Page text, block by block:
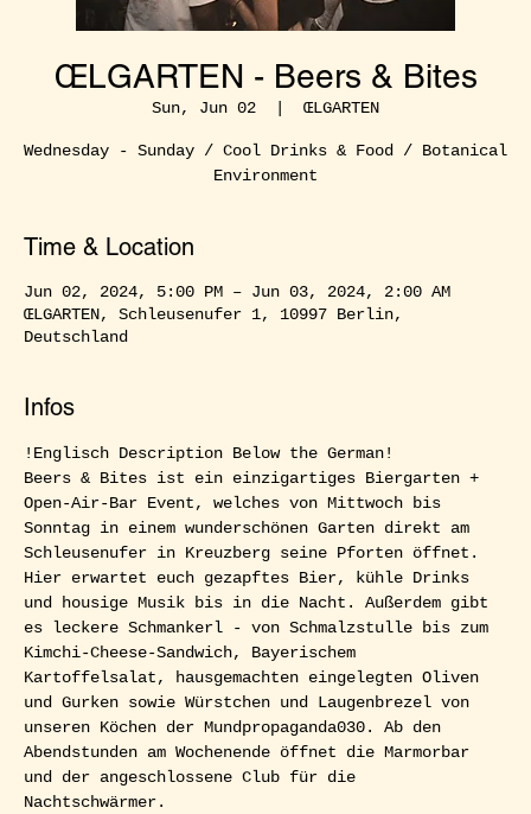
ŒLGARTEN - Beers & Bites
Sun, Jun 02
  |
ŒLGARTEN
Wednesday - Sunday / Cool Drinks & Food / Botanical
Environment
Time & Location
Jun 02, 2024, 5:00 PM – Jun 03, 2024, 2:00 AM
ŒLGARTEN, Schleusenufer 1, 10997 Berlin,
Deutschland
Infos
!Englisch Description Below the German!
Beers & Bites ist ein einzigartiges Biergarten +
Open-Air-Bar Event, welches von Mittwoch bis
Sonntag in einem wunderschönen Garten direkt am
Schleusenufer in Kreuzberg seine Pforten öffnet.
Hier erwartet euch gezapftes Bier, kühle Drinks
und housige Musik bis in die Nacht. Außerdem gibt
es leckere Schmankerl - von Schmalzstulle bis zum
Kimchi-Cheese-Sandwich, Bayerischem
Kartoffelsalat, hausgemachten eingelegten Oliven
und Gurken sowie Würstchen und Laugenbrezel von
unseren Köchen der Mundpropaganda030. Ab den
Abendstunden am Wochenende öffnet die Marmorbar
und der angeschlossene Club für die
Nachtschwärmer.